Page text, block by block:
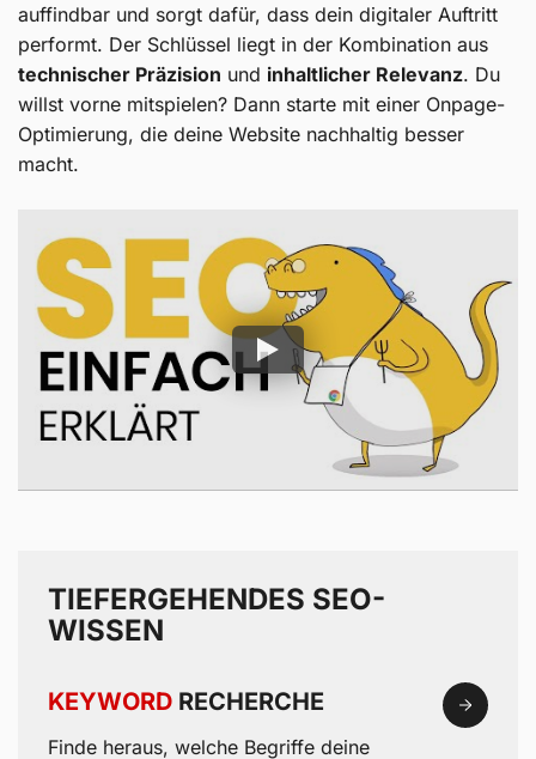
auffindbar und sorgt dafür, dass dein digitaler Auftritt
performt. Der Schlüssel liegt in der Kombination aus
technischer Präzision und inhaltlicher Relevanz. Du
willst vorne mitspielen? Dann starte mit einer Onpage-
Optimierung, die deine Website nachhaltig besser
macht.
TIEFERGEHENDES SEO-
WISSEN
KEYWORD RECHERCHE
Finde heraus, welche Begriffe deine